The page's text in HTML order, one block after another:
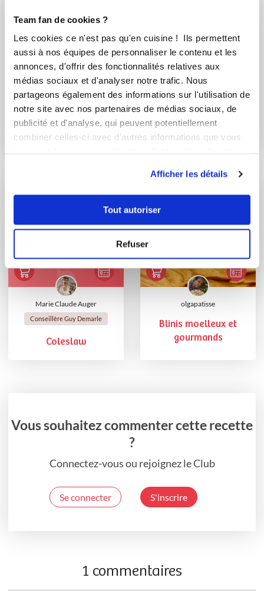
Team fan de cookies ?
Les cookies ce n'est pas qu'en cuisine ! Ils permettent
aussi à nos équipes de personnaliser le contenu et les
annonces, d'offrir des fonctionnalités relatives aux
médias sociaux et d'analyser notre trafic. Nous
partageons également des informations sur l'utilisation de
notre site avec nos partenaires de médias sociaux, de
publicité et d'analyse, qui peuvent potentiellement
combiner celles-ci avec d'autres informations que vous
Afficher les détails
Tout autoriser
Refuser
maike
Cuajada au Chorizo
et Boursin
stephaniemonnot
mini muffins au thon
et épices
Marie Claude Auger
Conseillère Guy Demarle
Coleslaw
olgapatisse
Blinis moelleux et
gourmands
Vous souhaitez commenter cette recette
?
Connectez-vous ou rejoignez le Club
Se connecter S'inscrire
1 commentaires